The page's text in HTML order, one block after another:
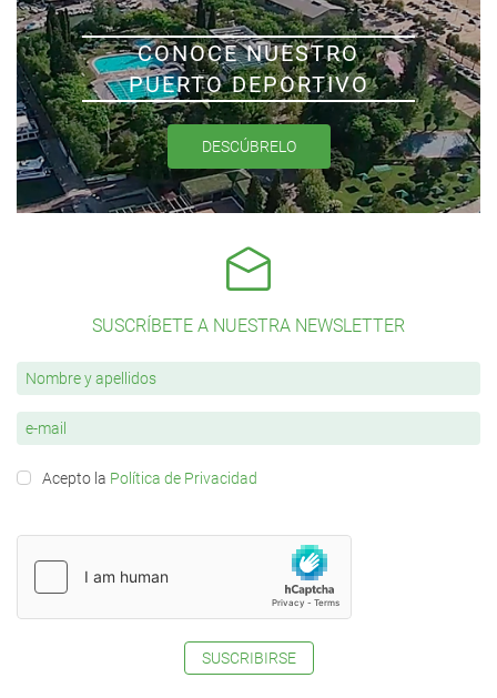
CONOCE NUESTRO
PUERTO DEPORTIVO
DESCÚBRELO
SUSCRÍBETE A NUESTRA NEWSLETTER
Acepto la Política de Privacidad
SUSCRIBIRSE